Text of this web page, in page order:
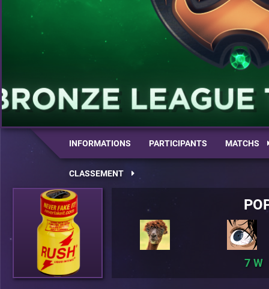
INFORMATIONS PARTICIPANTS MATCHS
CLASSEMENT
7